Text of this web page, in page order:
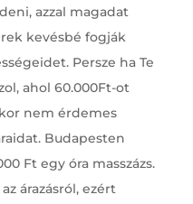
azzal magadat
kevésbé fogják
Persze ha Te
ahol 60.000Ft-ot
nem érdemes
Budapesten
Ft egy óra masszázs.
árazásról, ezért